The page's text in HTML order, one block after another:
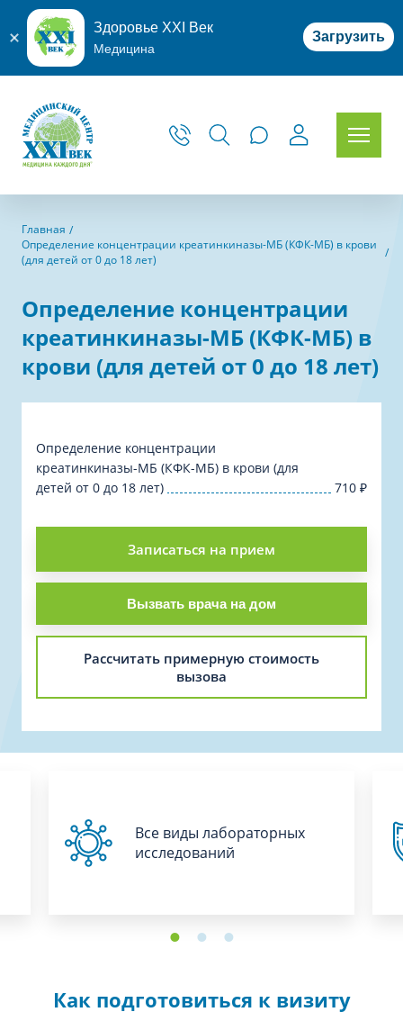
Здоровье XXI Век
Медицина
Загрузить
Главная
Определение концентрации креатинкиназы-МБ (КФК-МБ) в крови
(для детей от 0 до 18 лет)
Определение концентрации
креатинкиназы-МБ (КФК-МБ) в
крови (для детей от 0 до 18 лет)
Определение концентрации
креатинкиназы-МБ (КФК-МБ) в крови (для
детей от 0 до 18 лет)
710 ₽
Записаться на прием
Вызвать врача на дом
Рассчитать примерную стоимость
вызова
Все виды лабораторных
исследований
Как подготовиться к визиту